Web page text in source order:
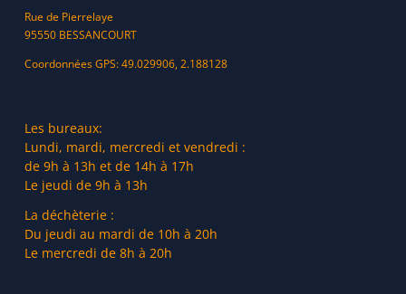
Rue de Pierrelaye
95550 BESSANCOURT
Coordonnées GPS: 49.029906, 2.188128
Les bureaux:
Lundi, mardi, mercredi et vendredi :
de 9h à 13h et de 14h à 17h
Le jeudi de 9h à 13h
La déchèterie :
Du jeudi au mardi de 10h à 20h
Le mercredi de 8h à 20h